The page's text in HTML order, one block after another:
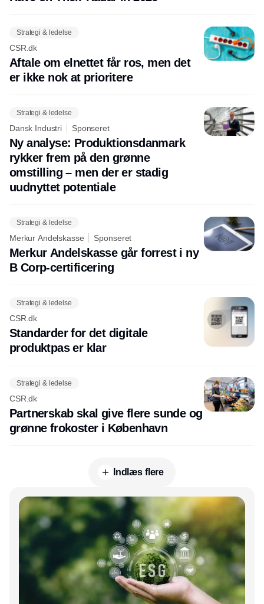
Strategi & ledelse
CSR.dk
Aftale om elnettet får ros, men det
er ikke nok at prioritere
Strategi & ledelse
Dansk Industri Sponseret
Ny analyse: Produktionsdanmark
rykker frem på den grønne
omstilling – men der er stadig
uudnyttet potentiale
Strategi & ledelse
Merkur Andelskasse Sponseret
Merkur Andelskasse går forrest i ny
B Corp-certificering
Strategi & ledelse
CSR.dk
Standarder for det digitale
produktpas er klar
Strategi & ledelse
CSR.dk
Partnerskab skal give flere sunde og
grønne frokoster i København
Indlæs flere
Annonce